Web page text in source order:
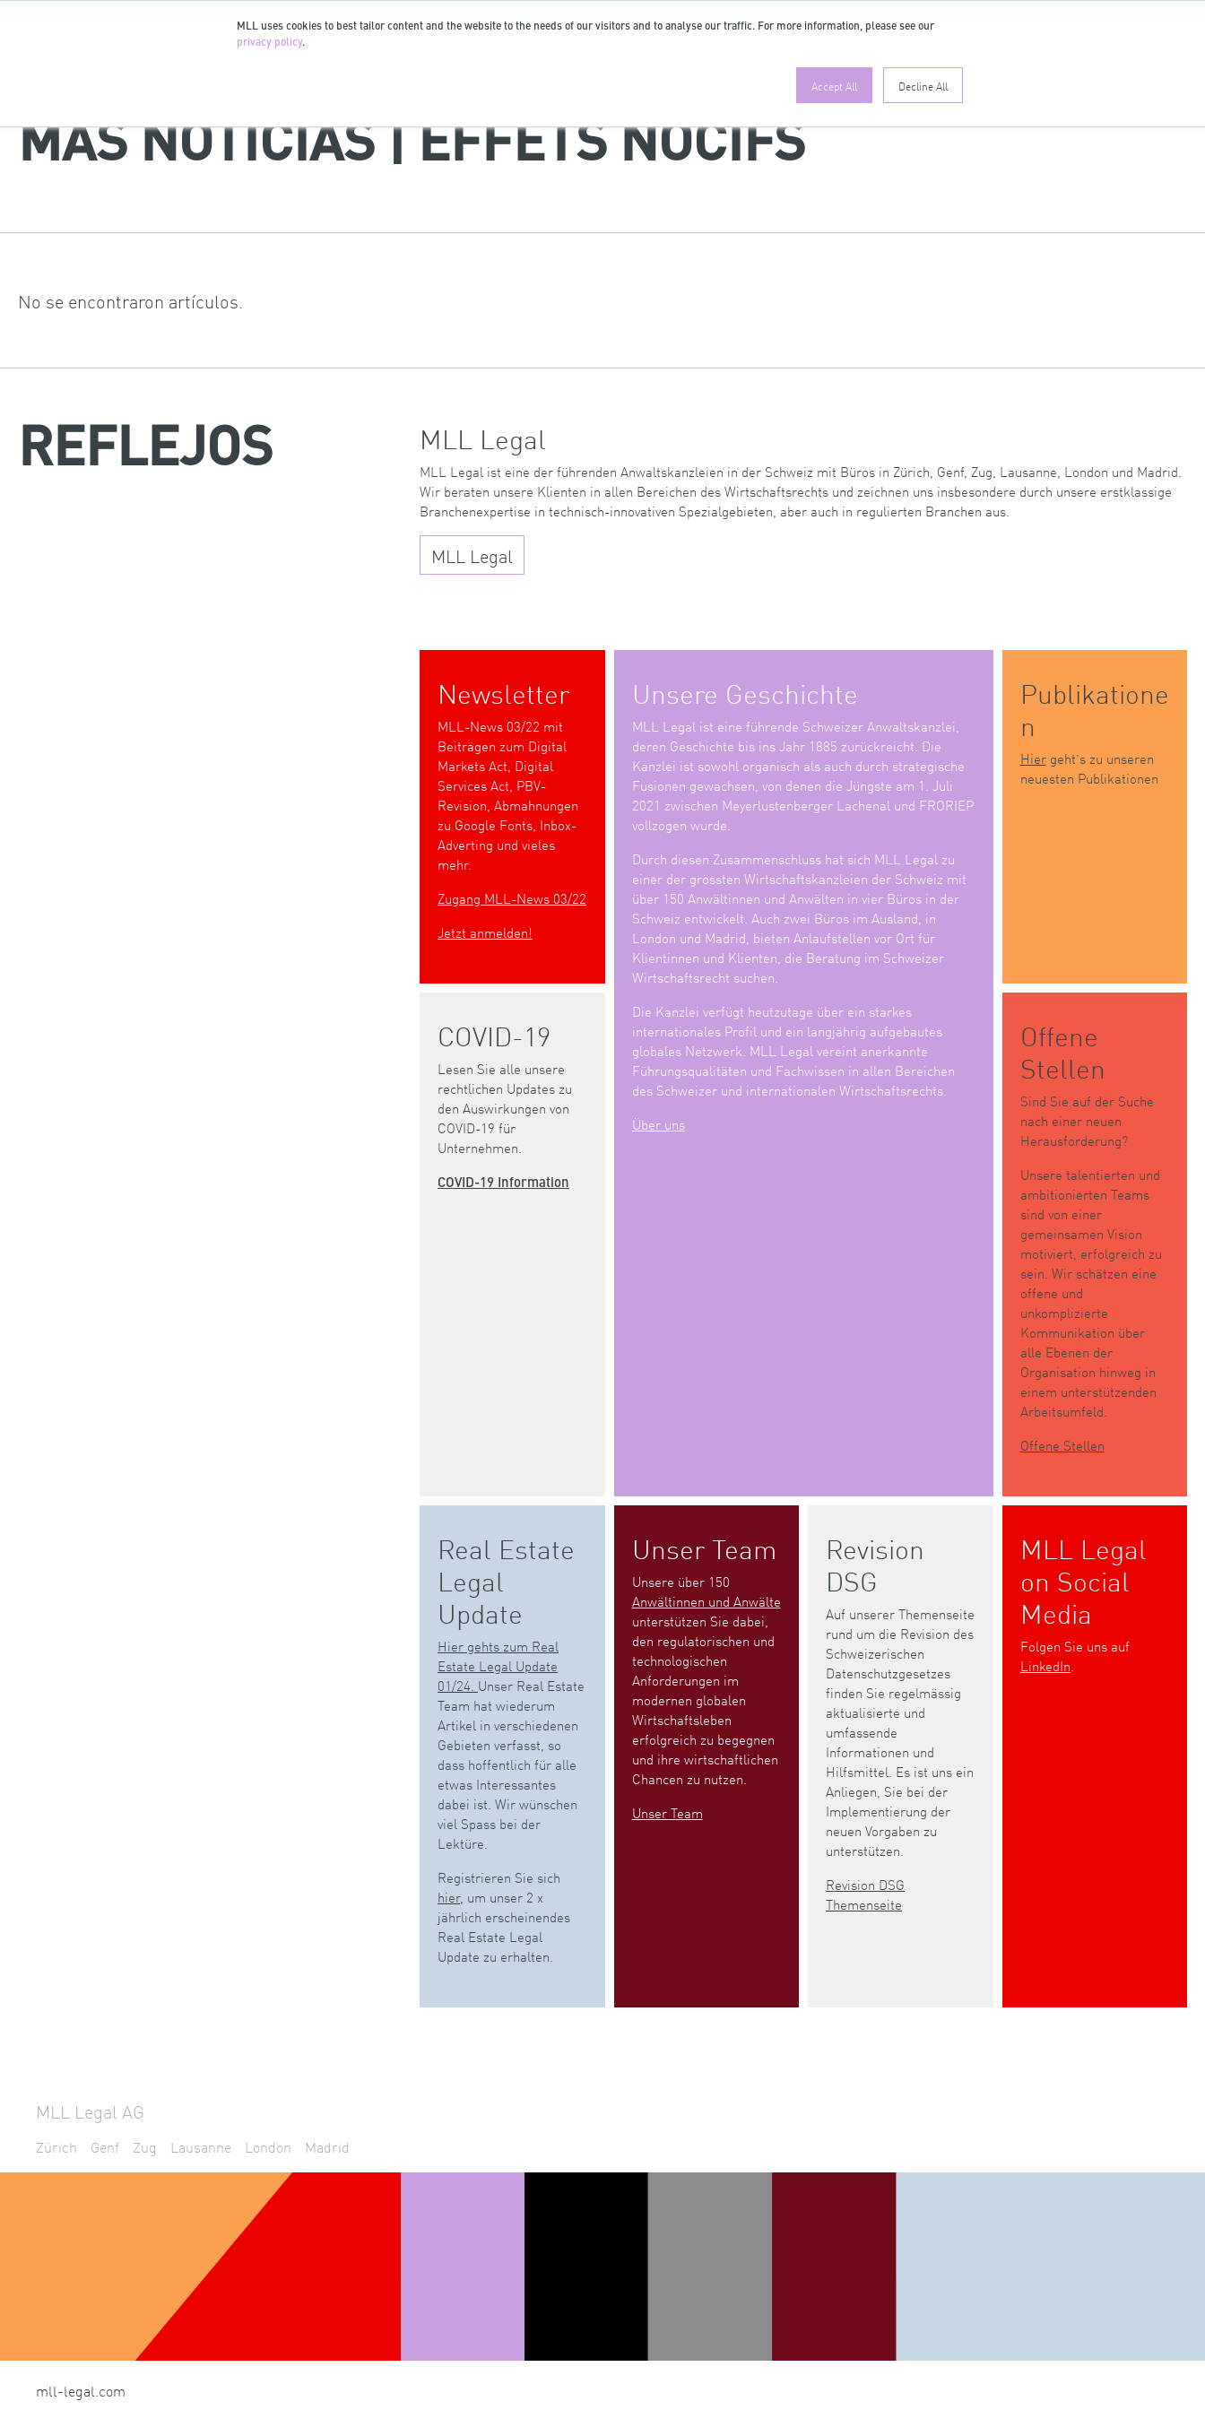
MLL uses cookies to best tailor content and the website to the needs of our visitors and to analyse our traffic. For more information, please see our
privacy policy.
Accept All Decline All
MÁS NOTICIAS | EFFETS NOCIFS
No se encontraron artículos.
REFLEJOS MLL Legal
MLL Legal ist eine der führenden Anwaltskanzleien in der Schweiz mit Büros in Zürich, Genf, Zug, Lausanne, London und Madrid.
Wir beraten unsere Klienten in allen Bereichen des Wirtschaftsrechts und zeichnen uns insbesondere durch unsere erstklassige
Branchenexpertise in technisch-innovativen Spezialgebieten, aber auch in regulierten Branchen aus.
MLL Legal
Newsletter
MLL-News 03/22 mit
Beiträgen zum Digital
Markets Act, Digital
Services Act, PBV-
Revision, Abmahnungen
zu Google Fonts, Inbox-
Adverting und vieles
mehr.
Zugang MLL-News 03/22
Jetzt anmelden!
Unsere Geschichte
MLL Legal ist eine führende Schweizer Anwaltskanzlei,
deren Geschichte bis ins Jahr 1885 zurückreicht. Die
Kanzlei ist sowohl organisch als auch durch strategische
Fusionen gewachsen, von denen die Jüngste am 1. Juli
2021 zwischen Meyerlustenberger Lachenal und FRORIEP
vollzogen wurde.
Durch diesen Zusammenschluss hat sich MLL Legal zu
einer der grössten Wirtschaftskanzleien der Schweiz mit
über 150 Anwältinnen und Anwälten in vier Büros in der
Schweiz entwickelt. Auch zwei Büros im Ausland, in
London und Madrid, bieten Anlaufstellen vor Ort für
Klientinnen und Klienten, die Beratung im Schweizer
Wirtschaftsrecht suchen.
Die Kanzlei verfügt heutzutage über ein starkes
internationales Profil und ein langjährig aufgebautes
globales Netzwerk. MLL Legal vereint anerkannte
Führungsqualitäten und Fachwissen in allen Bereichen
des Schweizer und internationalen Wirtschaftsrechts.
Über uns
Publikatione
n
Hiergeht’s zu unseren
neuesten Publikationen
COVID-19
Lesen Sie alle unsere
rechtlichen Updates zu
den Auswirkungen von
COVID-19 für
Unternehmen.
COVID-19 Information
Offene
Stellen
Sind Sie auf der Suche
nach einer neuen
Herausforderung?
Unsere talentierten und
ambitionierten Teams
sind von einer
gemeinsamen Vision
motiviert, erfolgreich zu
sein. Wir schätzen eine
offene und
unkomplizierte
Kommunikation über
alle Ebenen der
Organisation hinweg in
einem unterstützenden
Arbeitsumfeld.
Offene Stellen
Real Estate
Legal
Update
Hier gehts zum Real
Estate Legal Update
01/24. Unser Real Estate
Team hat wiederum
Artikel in verschiedenen
Gebieten verfasst, so
dass hoffentlich für alle
etwas Interessantes
dabei ist. Wir wünschen
viel Spass bei der
Lektüre.
Registrieren Sie sich
hier, um unser 2 x
jährlich erscheinendes
Real Estate Legal
Update zu erhalten.
Unser Team
Unsere über 150
Anwältinnen und Anwälte
unterstützen Sie dabei,
den regulatorischen und
technologischen
Anforderungen im
modernen globalen
Wirtschaftsleben
erfolgreich zu begegnen
und ihre wirtschaftlichen
Chancen zu nutzen.
Unser Team
Revision
DSG
Auf unserer Themenseite
rund um die Revision des
Schweizerischen
Datenschutzgesetzes
finden Sie regelmässig
aktualisierte und
umfassende
Informationen und
Hilfsmittel. Es ist uns ein
Anliegen, Sie bei der
Implementierung der
neuen Vorgaben zu
unterstützen.
Revision DSG
Themenseite
MLL Legal
on Social
Media
Folgen Sie uns auf
LinkedIn.
MLL Legal AG
Zürich Genf Zug Lausanne London Madrid
mll-legal.com